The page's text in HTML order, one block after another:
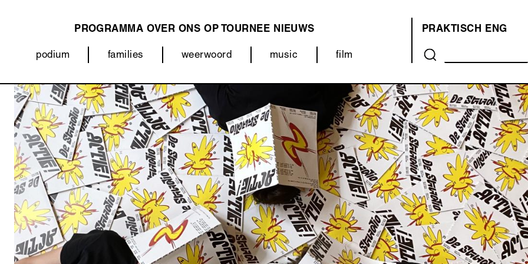
Categorieën
(menu)
podium families weerwoord music film
NAVIGATION
PROGRAMMA OVER ONS OP TOURNEE NIEUWS
OVER
ONS
(MENU)
PRAKTISCH ENG
Afbeelding